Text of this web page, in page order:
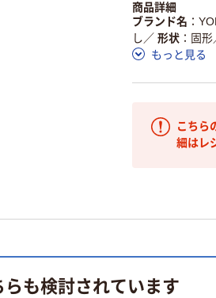
商品詳細
ブランド名
し ／ 形状 固形
もっと見る
こちら
細はレ
も検討されています